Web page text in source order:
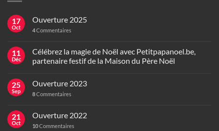
17
Oct
Ouverture 2025
4Commentaires
11
Déc
Célébrez la magie de Noël avec Petitpapanoel.be,
partenaire festif de la Maison du Père Noël
25
Sep
Ouverture 2023
8Commentaires
21
Oct
Ouverture 2022
10Commentaires